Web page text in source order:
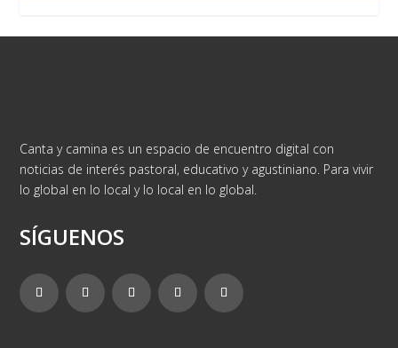
Canta y camina es un espacio de encuentro digital con
noticias de interés pastoral, educativo y agustiniano. Para vivir
lo global en lo local y lo local en lo global.
SÍGUENOS